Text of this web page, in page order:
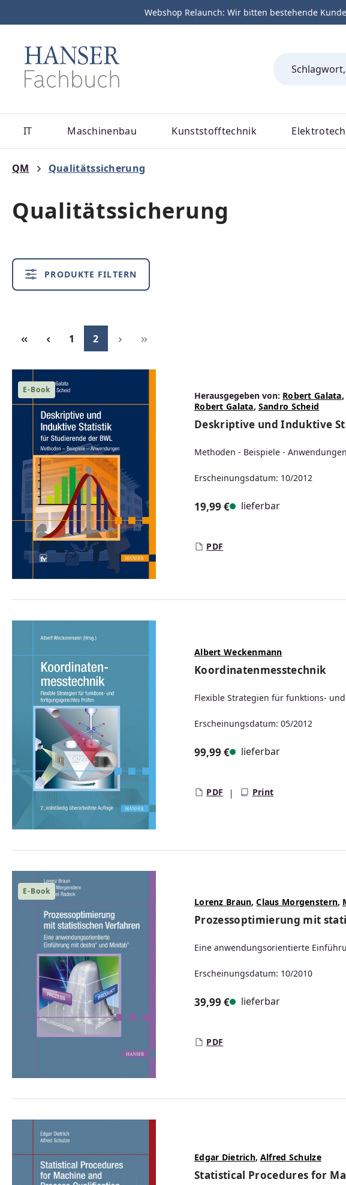
Zur Hauptnavigation springenWebshop Relaunch: Wir bitten bestehende
IT Maschinenbau Kunststofftechnik
QM Qualitätssicherung
Qualitätssicherung
PRODUKTE FILTERN
Seite
1 Seite
2
E-Book
Herausgegeben von: Robert Galata,
Robert Galata, Sandro Scheid
Deskriptive und Induktive
Methoden - Beispiele - Anwendungen
Erscheinungsdatum: 10/2012
19,99 € lieferbar
PDF
Albert Weckenmann
Koordinatenmesstechnik
Flexible Strategien für funktions-
Erscheinungsdatum: 05/2012
99,99 € lieferbar
PDF Print
E-Book
Lorenz Braun,Claus Morgenstern,
Prozessoptimierung mit
Eine anwendungsorientierte
Erscheinungsdatum: 10/2010
39,99 € lieferbar
PDF
Edgar Dietrich, Alfred Schulze
Statistical Procedures for